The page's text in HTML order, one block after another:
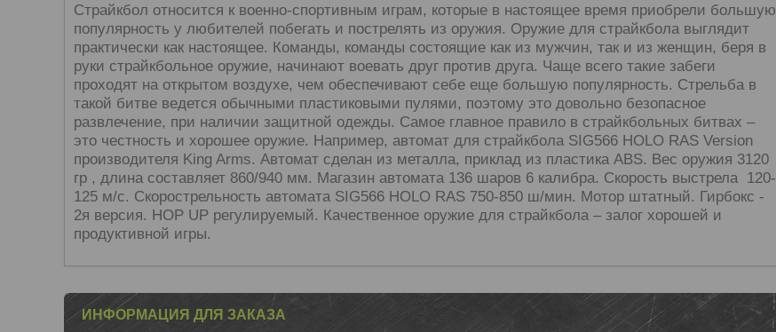
Страйкбол относится к военно-спортивным играм, которые в настоящее время приобрели большую
популярность у любителей побегать и пострелять из оружия. Оружие для страйкбола выглядит
практически как настоящее. Команды, команды состоящие как из мужчин, так и из женщин, беря в
руки страйкбольное оружие, начинают воевать друг против друга. Чаще всего такие забеги
проходят на открытом воздухе, чем обеспечивают себе еще большую популярность. Стрельба в
такой битве ведется обычными пластиковыми пулями, поэтому это довольно безопасное
развлечение, при наличии защитной одежды. Самое главное правило в страйкбольных битвах –
это честность и хорошее оружие. Например, автомат для страйкбола SIG566 HOLO RAS Version
производителя King Arms. Автомат сделан из металла, приклад из пластика ABS. Вес оружия 3120
гр , длина составляет 860/940 мм. Магазин автомата 136 шаров 6 калибра. Скорость выстрела 120-
125 м/с. Скорострельность автомата SIG566 HOLO RAS 750-850 ш/мин. Мотор штатный. Гирбокс -
2я версия. HOP UP регулируемый. Качественное оружие для страйкбола – залог хорошей и
продуктивной игры.
ИНФОРМАЦИЯ ДЛЯ ЗАКАЗА